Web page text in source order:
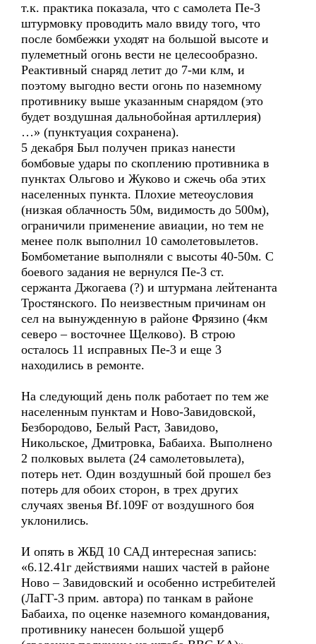
т.к. практика показала, что с самолета Пе-3
штурмовку проводить мало ввиду того, что
после бомбежки уходят на большой высоте и
пулеметный огонь вести не целесообразно.
Реактивный снаряд летит до 7-ми клм, и
поэтому выгодно вести огонь по наземному
противнику выше указанным снарядом (это
будет воздушная дальнобойная артиллерия)
…» (пунктуация сохранена).
5 декабря Был получен приказ нанести
бомбовые удары по скоплению противника в
пунктах Ольгово и Жуково и сжечь оба этих
населенных пункта. Плохие метеоусловия
(низкая облачность 50м, видимость до 500м),
ограничили применение авиации, но тем не
менее полк выполнил 10 самолетовылетов.
Бомбометание выполняли с высоты 40-50м. С
боевого задания не вернулся Пе-3 ст.
сержанта Джогаева (?) и штурмана лейтенанта
Тростянского. По неизвестным причинам он
сел на вынужденную в районе Фрязино (4км
северо – восточнее Щелково). В строю
осталось 11 исправных Пе-3 и еще 3
находились в ремонте.
На следующий день полк работает по тем же
населенным пунктам и Ново-Завидовской,
Безбородово, Белый Раст, Завидово,
Никольское, Дмитровка, Бабаиха. Выполнено
2 полковых вылета (24 самолетовылета),
потерь нет. Один воздушный бой прошел без
потерь для обоих сторон, в трех других
случаях звенья Bf.109F от воздушного боя
уклонились.
И опять в ЖБД 10 САД интересная запись:
«6.12.41г действиями наших частей в районе
Ново – Завидовский и особенно истребителей
(ЛаГГ-3 прим. автора) по танкам в районе
Бабаиха, по оценке наземного командования,
противнику нанесен большой ущерб